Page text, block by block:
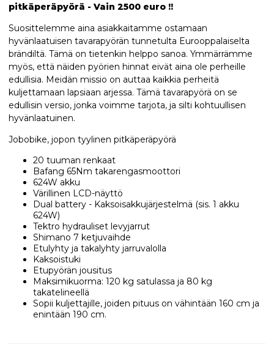
pitkäperäpyörä - Vain 2500 euro !!
Suosittelemme aina asiakkaitamme ostamaan
hyvänlaatuisen tavarapyörän tunnetulta Eurooppalaiselta
brändiltä. Tämä on tietenkin helppo sanoa. Ymmärrämme
myös, että näiden pyörien hinnat eivät aina ole perheille
edullisia. Meidän missio on auttaa kaikkia perheitä
kuljettamaan lapsiaan arjessa. Tämä tavarapyörä on se
edullisin versio, jonka voimme tarjota, ja silti kohtuullisen
hyvänlaatuinen.
Jobobike, jopon tyylinen pitkäperäpyörä
20 tuuman renkaat
Bafang 65Nm takarengasmoottori
624W akku
Värillinen LCD-näyttö
Dual battery - Kaksoisakkujärjestelmä (sis. 1 akku
624W)
Tektro hydrauliset levyjarrut
Shimano 7 ketjuvaihde
Etulyhty ja takalyhty jarruvalolla
Kaksoistuki
Etupyörän jousitus
Maksimikuorma: 120 kg satulassa ja 80 kg
takatelineellä
Sopii kuljettajille, joiden pituus on vähintään 160 cm ja
enintään 190 cm.